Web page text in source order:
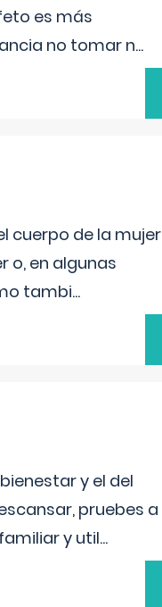
es más
no tomar n...
cuerpo de la mujer
o, en algunas
tambi...
y el del
pruebes a
y util...